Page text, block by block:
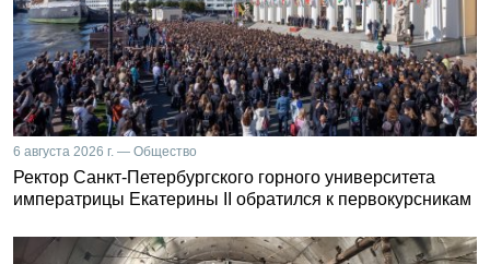
6 августа 2026 г. — Общество
Ректор Санкт-Петербургского горного университета
императрицы Екатерины II обратился к первокурсникам